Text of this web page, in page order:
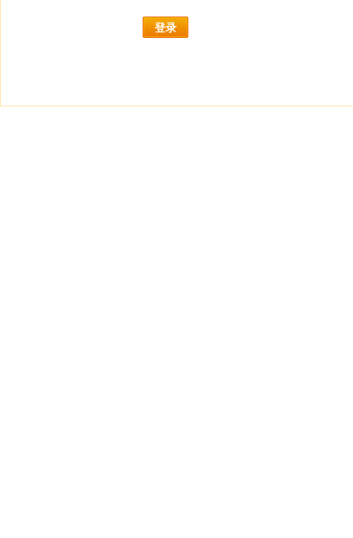
登录